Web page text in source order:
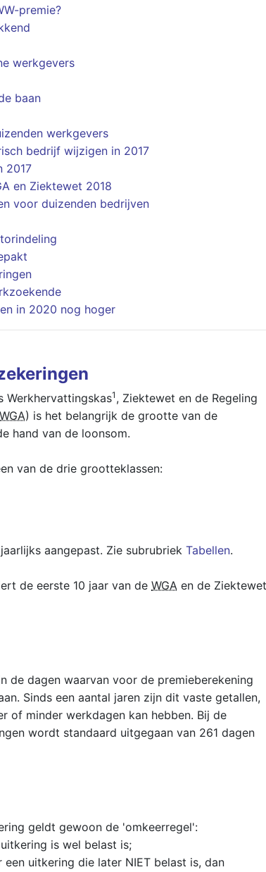
premie?
werkgevers
baan
werkgevers
bedrijf wijzigen in 2017
2017
en Ziektewet 2018
voor duizenden bedrijven
in 2020 nog hoger
Werkhervattingskas1 , Ziektewet en de Regeling
WGA) is het belangrijk de grootte van de
hand van de loonsom.
van de drie grootteklassen:
aangepast. Zie subrubriek Tabellen.
de eerste 10 jaar van de WGA en de Ziektewet
de dagen waarvan voor de premieberekening
Sinds een aantal jaren zijn dit vaste getallen,
of minder werkdagen kan hebben. Bij de
wordt standaard uitgegaan van 261 dagen
geldt gewoon de 'omkeerregel':
is wel belast is;
uitkering die later NIET belast is, dan